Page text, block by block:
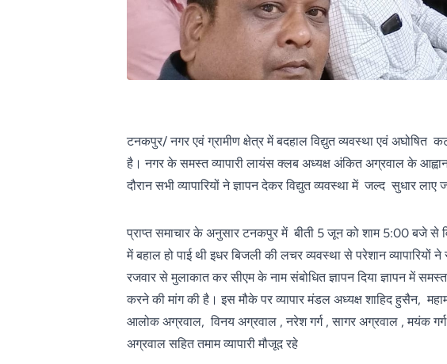
टनकपुर/ नगर एवं ग्रामीण क्षेत्र में बदहाल विद्युत व्यवस्था एवं
है। नगर के समस्त व्यापारी लायंस क्लब अध्यक्ष अंकित अग्रवाल के
दौरान सभी व्यापारियों ने ज्ञापन देकर विद्युत व्यवस्था में जल्द सुधार लाए
प्राप्त समाचार के अनुसार टनकपुर में बीती 5 जून को शाम 5:00 बजे से
में बहाल हो पाई थी इधर बिजली की लचर व्यवस्था से परेशान व्यापारियों
रजवार से मुलाकात कर सीएम के नाम संबोधित ज्ञापन दिया ज्ञापन में
करने की मांग की है। इस मौके पर व्यापार मंडल अध्यक्ष शाहिद हुसैन,
आलोक अग्रवाल, विनय अग्रवाल , नरेश गर्ग , सागर अग्रवाल , मयंक गर्ग
अग्रवाल सहित तमाम व्यापारी मौजूद रहे